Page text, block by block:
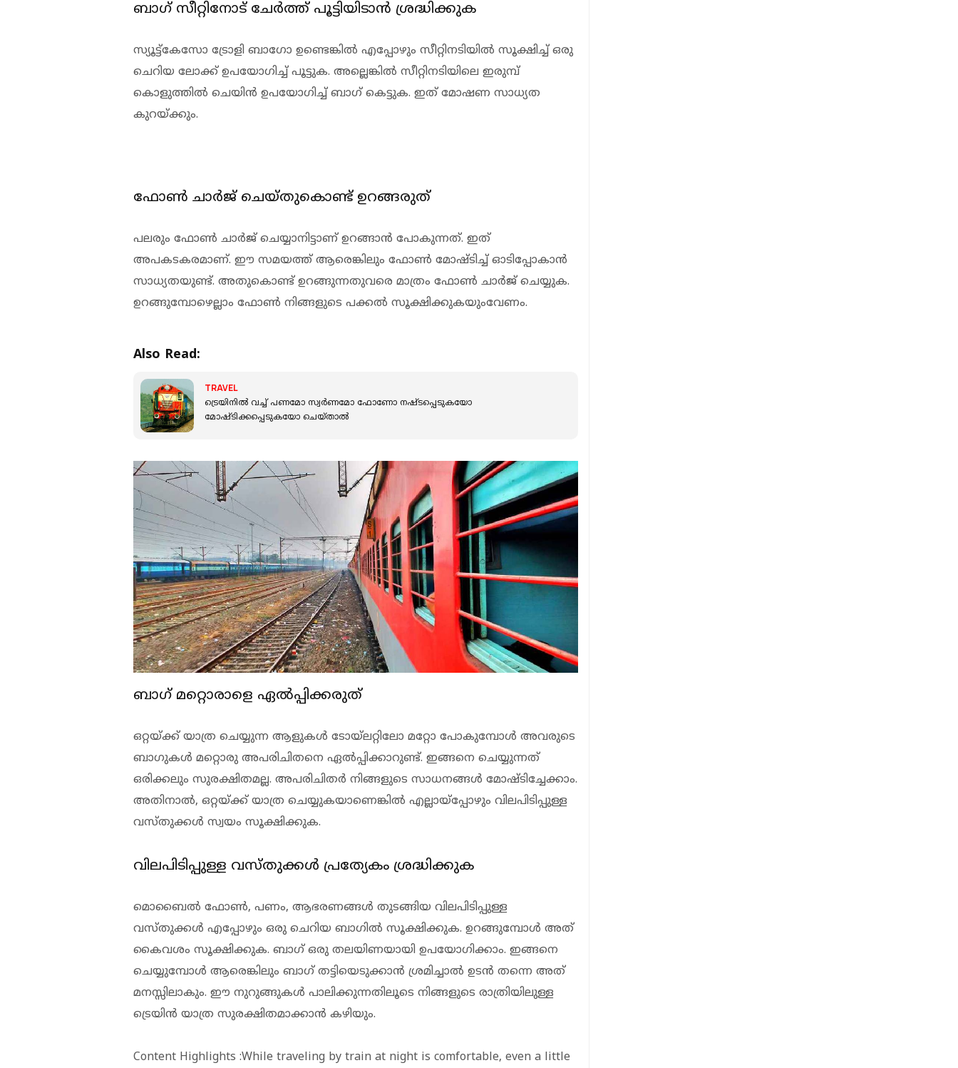
ബാഗ് സീറ്റിനോട് ചേര്‍ത്ത് പൂട്ടിയിടാന്‍ ശ്രദ്ധിക്കുക
സ്യൂട്ട്‌കേസോ ട്രോളി ബാഗോ ഉണ്ടെങ്കില്‍ എപ്പോഴും സീറ്റിനടിയില്‍ സൂക്ഷിച്ച് ഒരു
ചെറിയ ലോക്ക് ഉപയോഗിച്ച് പൂട്ടുക. അല്ലെങ്കില്‍ സീറ്റിനടിയിലെ ഇരുമ്പ്
കൊളുത്തില്‍ ചെയിന്‍ ഉപയോഗിച്ച് ബാഗ് കെട്ടുക. ഇത് മോഷണ സാധ്യത
കുറയ്ക്കും.
ഫോണ്‍ ചാര്‍ജ് ചെയ്തുകൊണ്ട് ഉറങ്ങരുത്
പലരും ഫോണ്‍ ചാര്‍ജ് ചെയ്യാനിട്ടാണ് ഉറങ്ങാന്‍ പോകുന്നത്. ഇത്
അപകടകരമാണ്. ഈ സമയത്ത് ആരെങ്കിലും ഫോണ്‍ മോഷ്ടിച്ച് ഓടിപ്പോകാന്‍
സാധ്യതയുണ്ട്. അതുകൊണ്ട് ഉറങ്ങുന്നതുവരെ മാത്രം ഫോണ്‍ ചാര്‍ജ് ചെയ്യുക.
ഉറങ്ങുമ്പോഴെല്ലാം ഫോണ്‍ നിങ്ങളുടെ പക്കല്‍ സൂക്ഷിക്കുകയുംവേണം.
Also Read:
TRAVEL
ട്രെയിനില്‍ വച്ച് പണമോ സ്വര്‍ണമോ ഫോണോ നഷ്ടപ്പെടുകയോ
മോഷ്ടിക്കപ്പെടുകയോ ചെയ്താല്‍
ബാഗ് മറ്റൊരാളെ ഏല്‍പ്പിക്കരുത്
ഒറ്റയ്ക്ക് യാത്ര ചെയ്യുന്ന ആളുകള്‍ ടോയ്ലറ്റിലോ മറ്റോ പോകുമ്പോള്‍ അവരുടെ
ബാഗുകള്‍ മറ്റൊരു അപരിചിതനെ ഏല്‍പ്പിക്കാറുണ്ട്. ഇങ്ങനെ ചെയ്യുന്നത്
ഒരിക്കലും സുരക്ഷിതമല്ല. അപരിചിതര്‍ നിങ്ങളുടെ സാധനങ്ങള്‍ മോഷ്ടിച്ചേക്കാം.
അതിനാല്‍, ഒറ്റയ്ക്ക് യാത്ര ചെയ്യുകയാണെങ്കില്‍ എല്ലായ്‌പ്പോഴും വിലപിടിപ്പുള്ള
വസ്തുക്കള്‍ സ്വയം സൂക്ഷിക്കുക.
വിലപിടിപ്പുള്ള വസ്തുക്കള്‍ പ്രത്യേകം ശ്രദ്ധിക്കുക
മൊബൈല്‍ ഫോണ്‍, പണം, ആഭരണങ്ങള്‍ തുടങ്ങിയ വിലപിടിപ്പുള്ള
വസ്തുക്കള്‍ എപ്പോഴും ഒരു ചെറിയ ബാഗില്‍ സൂക്ഷിക്കുക. ഉറങ്ങുമ്പോള്‍ അത്
കൈവശം സൂക്ഷിക്കുക. ബാഗ് ഒരു തലയിണയായി ഉപയോഗിക്കാം. ഇങ്ങനെ
ചെയ്യുമ്പോള്‍ ആരെങ്കിലും ബാഗ് തട്ടിയെടുക്കാന്‍ ശ്രമിച്ചാല്‍ ഉടന്‍ തന്നെ അത്
മനസ്സിലാകും. ഈ നുറുങ്ങുകള്‍ പാലിക്കുന്നതിലൂടെ നിങ്ങളുടെ രാത്രിയിലുള്ള
ട്രെയിന്‍ യാത്ര സുരക്ഷിതമാക്കാന്‍ കഴിയും.
Content Highlights :While traveling by train at night is comfortable, even a little